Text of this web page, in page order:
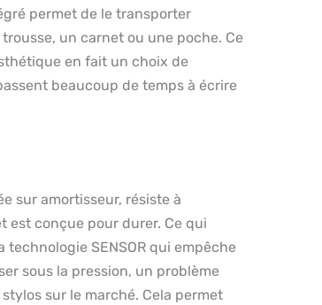
permet de le transporter
un carnet ou une poche. Ce
en fait un choix de
beaucoup de temps à écrire
sur amortisseur, résiste à
est conçue pour durer. Ce qui
SENSOR qui empêche
sous la pression, un problème
sur le marché. Cela permet